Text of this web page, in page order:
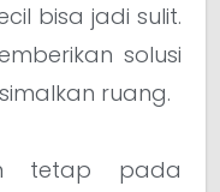
bisa jadi sulit.
solusi
ruang.
tetap pada